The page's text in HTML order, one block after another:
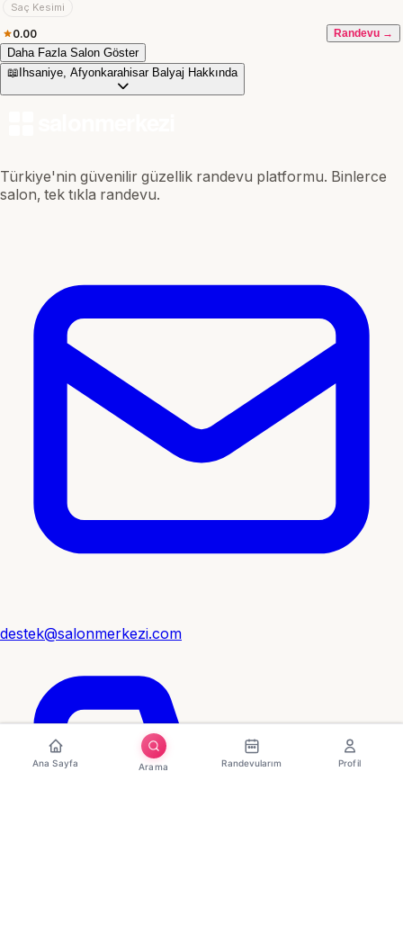
Saç Kesimi
0.00 Randevu →
Daha Fazla Salon Göster
📖 Ihsaniye, Afyonkarahisar Balyaj Hakkında
Türkiye'nin güvenilir güzellik randevu platformu. Binlerce
salon, tek tıkla randevu.
destek@salonmerkezi.com
Ana Sayfa Arama Randevularım Profil